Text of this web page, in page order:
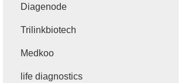
Diagenode
Trilinkbiotech
Medkoo
life diagnostics